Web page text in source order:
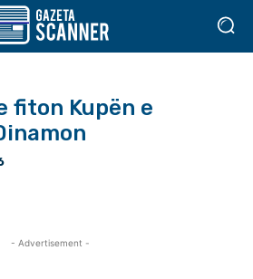
fiton Kupën e
- Advertisement -